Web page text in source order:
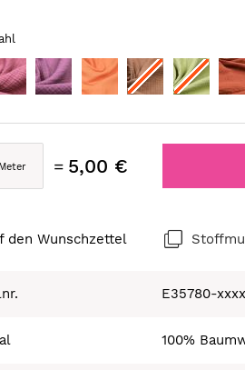
5,00 €
den Wunschzettel
E35780-xxxx
100%